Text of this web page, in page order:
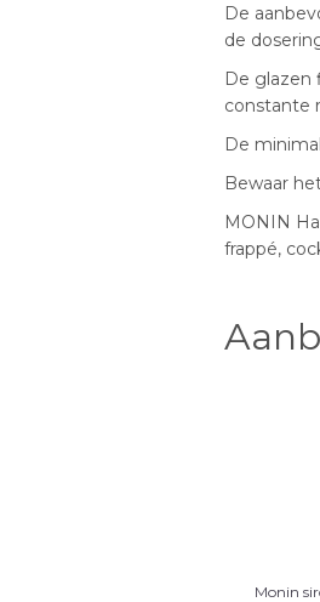
De
de
De glazen
constante
De
Bewaar
MONIN
frappé,
Monin